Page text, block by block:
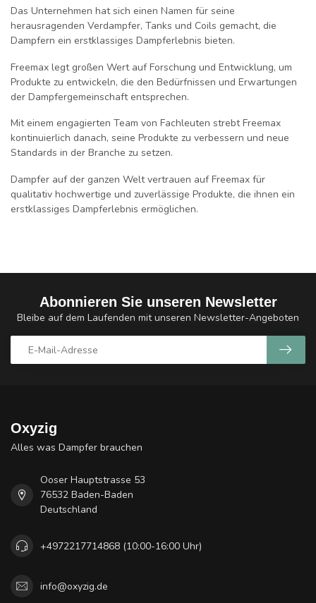
Das Unternehmen hat sich einen Namen für seine
herausragenden Verdampfer, Tanks und Coils gemacht, die
Dampfern ein erstklassiges Dampferlebnis bieten.
Freemax legt großen Wert auf Forschung und Entwicklung, um
Produkte zu entwickeln, die den Bedürfnissen und Erwartungen
der Dampfergemeinschaft entsprechen.
Mit einem engagierten Team von Fachleuten strebt Freemax
kontinuierlich danach, seine Produkte zu verbessern und neue
Standards in der Branche zu setzen.
Dampfer auf der ganzen Welt vertrauen auf Freemax für
qualitativ hochwertige und zuverlässige Produkte, die ihnen ein
erstklassiges Dampferlebnis ermöglichen.
Abonnieren Sie unseren Newsletter
Bleibe auf dem Laufenden mit unseren Newsletter-Angeboten
Oxyzig
Alles was Dampfer brauchen
Ooser Hauptstrasse 53
76532 Baden-Baden
Deutschland
+4972217714868 (10:00-16:00 Uhr)
info@oxyzig.de